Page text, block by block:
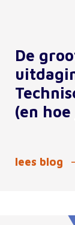
De
(en
lees blog